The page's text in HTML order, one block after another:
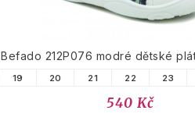
Befado 212P076 modré dětské
19 20 21 22 23
540 Kč